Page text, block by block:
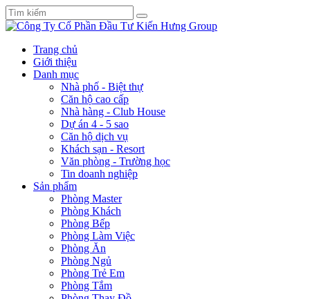
Trang chủ
Giới thiệu
Danh mục
Nhà phố - Biệt thự
Căn hộ cao cấp
Nhà hàng - Club House
Dự án 4 - 5 sao
Căn hộ dịch vụ
Khách sạn - Resort
Văn phòng - Trường học
Tin doanh nghiệp
Sản phẩm
Phòng Master
Phòng Khách
Phòng Bếp
Phòng Làm Việc
Phòng Ăn
Phòng Ngủ
Phòng Trẻ Em
Phòng Tắm